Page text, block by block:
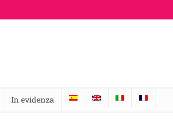
In evidenza